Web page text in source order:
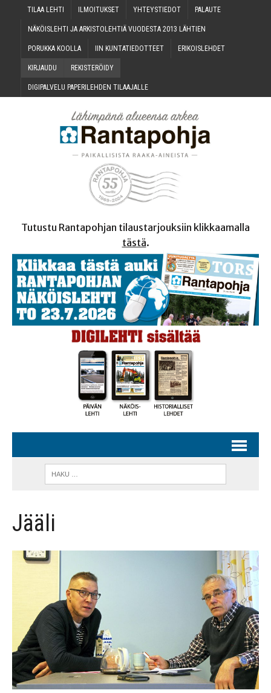
TILAA LEH­TI ILMOI­TUK­SET YHTEYS­TIE­DOT PALAU­TE
NÄKÖIS­LEH­TI JA ARKIS­TO­LEH­TIÄ VUO­DES­TA 2013 LÄHTIEN
PORUK­KA KOOLLA IIN KUN­TA­TIE­DOT­TEET ERI­KOIS­LEH­DET
KIR­JAU­DU REKIS­TE­RÖI­DY
DIGI­PAL­VE­LU PAPE­RI­LEH­DEN TILAAJALLE
Tutustu Rantapohjan tilaustarjouksiin klikkaamalla
tästä.
Jääli